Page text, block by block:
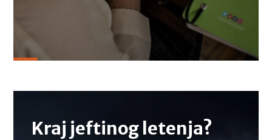
Kraj jeftinog letenja?